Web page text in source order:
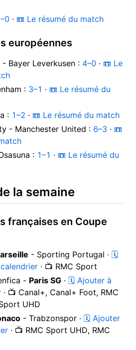
· 📼 Le résumé du match
européennes
- Bayer Leverkusen : 4–0 · 📼 Le
: 3–1 · 📼 Le résumé du
: 1–2 · 📼 Le résumé du match
- Manchester United : 6–3 · 📼
: 1–1 · 📼 Le résumé du
la semaine
en Coupe
- Sporting Portugal · 🗓
· 📺 RMC Sport
- Paris SG · 🗓 Ajouter à
· 📺 Canal+, Canal+ Foot, RMC
UHD
- Trabzonspor · 🗓 Ajouter
· 📺 RMC Sport UHD, RMC